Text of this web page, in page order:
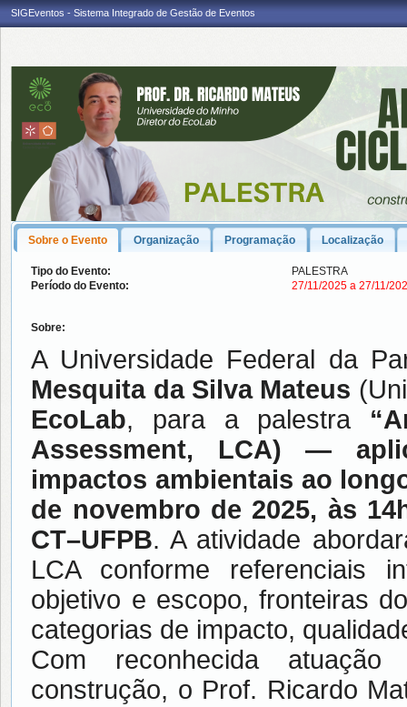
SIGEventos - Sistema Integrado de Gestão de Eventos
Sobre o Evento Organização Programação Localização
Tipo do Evento:
PALESTRA
Período do Evento:
27/11/2025 a 27/11/
Sobre:
A Universidade Federal da
Mesquita da Silva Mateus
EcoLab, para a palestra
Assessment, LCA) —
impactos ambientais ao
de novembro de 2025, às
CT–UFPB. A atividade
LCA conforme referenciais
objetivo e escopo, fronteiras
categorias de impacto,
Com reconhecida atuação
construção, o Prof. Ricardo